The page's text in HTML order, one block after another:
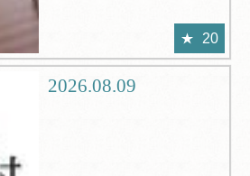
20
2026.08.09